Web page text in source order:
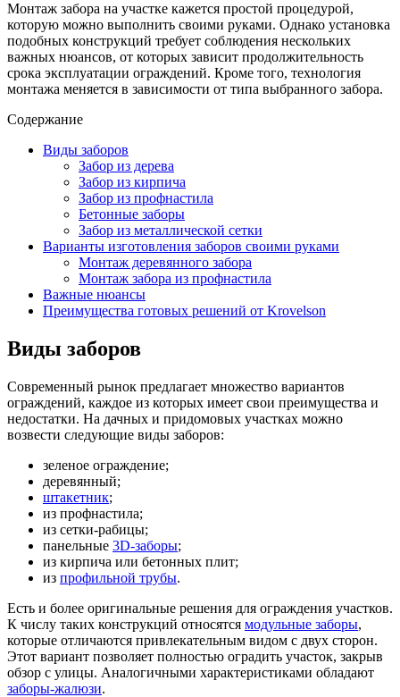
Монтаж забора на участке кажется простой процедурой,
которую можно выполнить своими руками. Однако установка
подобных конструкций требует соблюдения нескольких
важных нюансов, от которых зависит продолжительность
срока эксплуатации ограждений. Кроме того, технология
монтажа меняется в зависимости от типа выбранного забора.
Содержание
Виды заборов
Забор из дерева
Забор из кирпича
Забор из профнастила
Бетонные заборы
Забор из металлической сетки
Варианты изготовления заборов своими руками
Монтаж деревянного забора
Монтаж забора из профнастила
Важные нюансы
Преимущества готовых решений от Krovelson
Виды заборов
Современный рынок предлагает множество вариантов
ограждений, каждое из которых имеет свои преимущества и
недостатки. На дачных и придомовых участках можно
возвести следующие виды заборов:
зеленое ограждение;
деревянный;
штакетник;
из профнастила;
из сетки-рабицы;
панельные 3D-заборы;
из кирпича или бетонных плит;
из профильной трубы.
Есть и более оригинальные решения для ограждения участков.
К числу таких конструкций относятся модульные заборы,
которые отличаются привлекательным видом с двух сторон.
Этот вариант позволяет полностью оградить участок, закрыв
обзор с улицы. Аналогичными характеристиками обладают
заборы-жалюзи.